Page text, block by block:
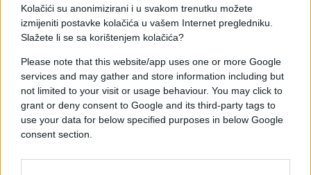
Kolačići su anonimizirani i u svakom trenutku možete
izmijeniti postavke kolačića u vašem Internet pregledniku.
Slažete li se sa korištenjem kolačića?
Please note that this website/app uses one or more Google
services and may gather and store information including but
not limited to your visit or usage behaviour. You may click to
grant or deny consent to Google and its third-party tags to
use your data for below specified purposes in below Google
consent section.
Saznaj više